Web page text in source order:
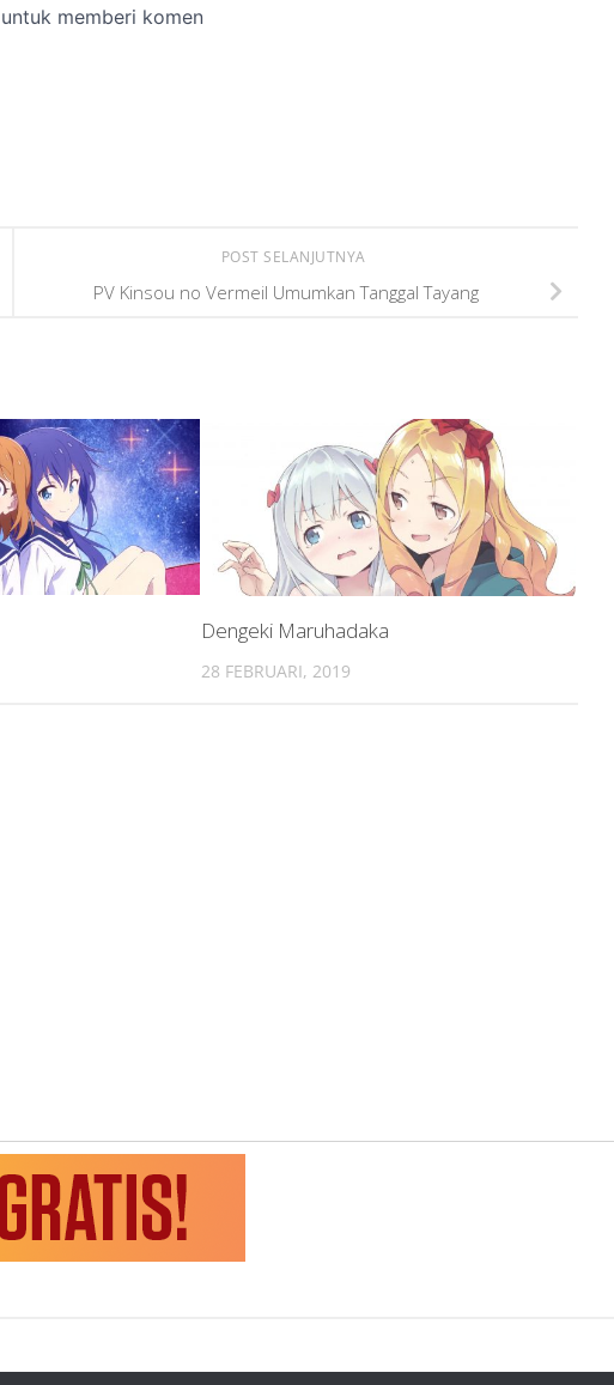
POST SELANJUTNYA
PV Kinsou no Vermeil Umumkan Tanggal Tayang
Dengeki Maruhadaka
28 FEBRUARI, 2019